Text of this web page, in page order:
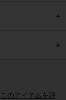
このアイテムを評